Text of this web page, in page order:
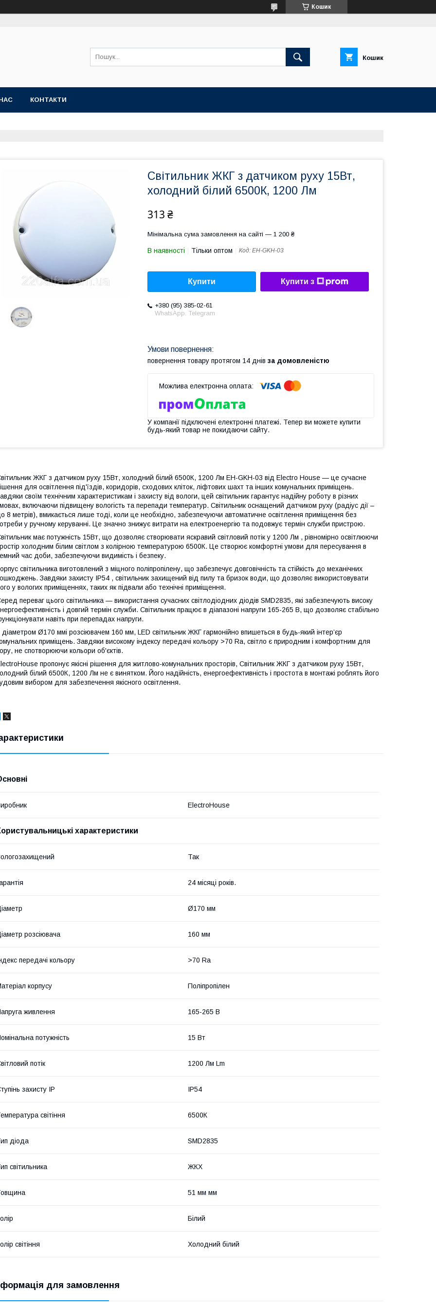
Кошик
Кошик
КОНТАКТИ
Світильник ЖКГ з датчиком руху 15Вт,
холодний білий 6500К, 1200 Лм
313 ₴
Мінімальна сума замовлення на сайті — 1 200 ₴
В наявності Тільки оптом Код: EH-GKH-03
Купити Купити з
+380 (95) 385-02-61
WhatsApp. Telegram
повернення товару протягом 14 днів за домовленістю
У компанії підключені електронні платежі. Тепер ви можете купити
будь-який товар не покидаючи сайту.
ЖКГ з датчиком руху 15Вт, холодний білий 6500К, 1200 Лм EH-GKH-03 від Electro House — це сучасне
для освітлення під'їздів, коридорів, сходових кліток, ліфтових шахт та інших комунальних приміщень.
своїм технічним характеристикам і захисту від вологи, цей світильник гарантує надійну роботу в різних
включаючи підвищену вологість та перепади температур. Світильник оснащений датчиком руху (радіус дії –
8 метрів), вмикається лише тоді, коли це необхідно, забезпечуючи автоматичне освітлення приміщення без
у ручному керуванні. Це значно знижує витрати на електроенергію та подовжує термін служби пристрою.
має потужність 15Вт, що дозволяє створювати яскравий світловий потік у 1200 Лм , рівномірно освітлюючи
холодним білим світлом з колірною температурою 6500К. Це створює комфортні умови для пересування в
час доби, забезпечуючи видимість і безпеку.
світильника виготовлений з міцного поліпропілену, що забезпечує довговічність та стійкість до механічних
Завдяки захисту IP54 , світильник захищений від пилу та бризок води, що дозволяє використовувати
у вологих приміщеннях, таких як підвали або технічні приміщення.
переваг цього світильника — використання сучасних світлодіодних діодів SMD2835, які забезпечують високу
і довгий термін служби. Світильник працює в діапазоні напруги 165-265 В, що дозволяє стабільно
навіть при перепадах напруги.
діаметром Ø170 ммі розсіювачем 160 мм, LED світильник ЖКГ гармонійно впишеться в будь-який інтер’єр
приміщень. Завдяки високому індексу передачі кольору >70 Ra, світло є природним і комфортним для
не спотворюючи кольори об'єктів.
пропонує якісні рішення для житлово-комунальних просторів, Світильник ЖКГ з датчиком руху 15Вт,
білий 6500К, 1200 Лм не є винятком. Його надійність, енергоефективність і простота в монтажі роблять його
вибором для забезпечення якісного освітлення.
ElectroHouse
характеристики
Так
24 місяці років.
Ø170 мм
розсіювача 160 мм
передачі кольору >70 Ra
корпусу Поліпропілен
живлення 165-265 В
потужність 15 Вт
потік 1200 Лм Lm
захисту IP IP54
світіння 6500К
діода SMD2835
світильника ЖКХ
51 мм мм
Білий
світіння Холодний білий
для замовлення